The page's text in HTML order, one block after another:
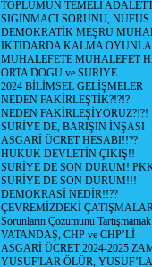
TOPLUMUN TEMELİ
SIGINMACI SORUNU,
DEMOKRATİK MEŞRU
İKTİDARDA KALMA
MUHALEFETE MUHALEFET
ORTA DOGU ve SURİYE
2024 BİLİMSEL GELİŞMELER
NEDEN FAKİRLEŞTİK?!?!?
NEDEN FAKİRLEŞİYORUZ?!?!
SURİYE DE, BARIŞIN İNŞASI
ASGARİ ÜCRET HESABI!!??
HUKUK DEVLETİN ÇIKIŞ!!
SURİYE DE SON DURUM!
SURİYE DE SON DURUM!!!
DEMOKRASİ NEDİR!!??
ÇEVREMİZDEKİ
Sorunların Çözümünü
VATANDAŞ, CHP ve CHP’Lİ
ASGARİ ÜCRET 2024-2025
YUSUF'LAR ÖLÜR,